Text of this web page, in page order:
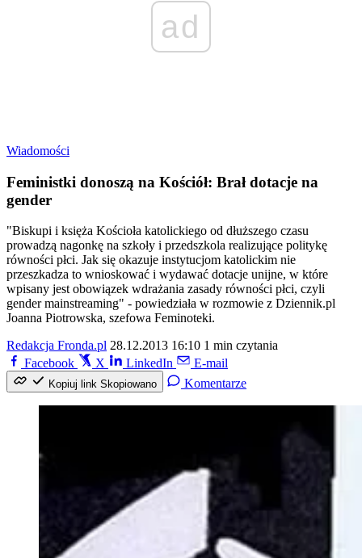
ad
Wiadomości
Feministki donoszą na Kościół: Brał dotacje na
gender
"Biskupi i księża Kościoła katolickiego od dłuższego czasu
prowadzą nagonkę na szkoły i przedszkola realizujące politykę
równości płci. Jak się okazuje instytucjom katolickim nie
przeszkadza to wnioskować i wydawać dotacje unijne, w które
wpisany jest obowiązek wdrażania zasady równości płci, czyli
gender mainstreaming" - powiedziała w rozmowie z Dziennik.pl
Joanna Piotrowska, szefowa Feminoteki.
Redakcja Fronda.pl 28.12.2013 16:10 1 min czytania
Facebook
X LinkedIn E-mail
Kopiuj link Skopiowano Komentarze